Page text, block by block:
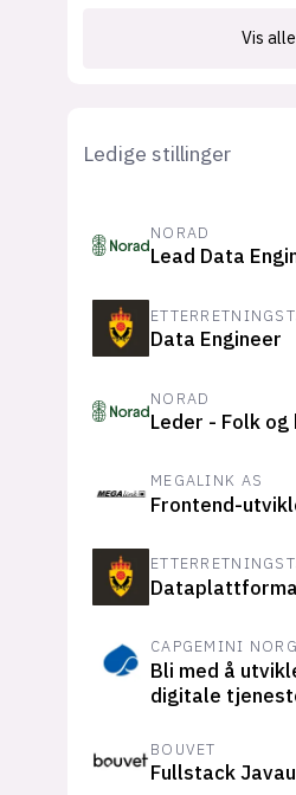
Vis alle
Ledige stillinger
NORAD
Lead Data
Data Engineer
NORAD
Leder - Folk
MEGALINK AS
Frontend-
CAPGEMINI
Bli med å
digitale
BOUVET
Fullstack